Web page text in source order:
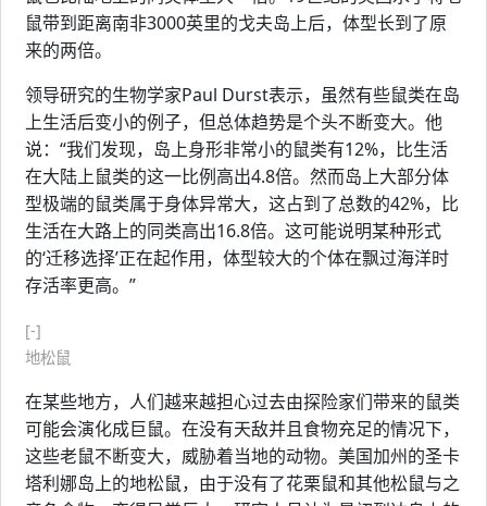
鼠带到距离南非3000英里的戈夫岛上后，体型长到了原
来的两倍。
领导研究的生物学家Paul Durst表示，虽然有些鼠类在岛
上生活后变小的例子，但总体趋势是个头不断变大。他
说：“我们发现，岛上身形非常小的鼠类有12%，比生活
在大陆上鼠类的这一比例高出4.8倍。然而岛上大部分体
型极端的鼠类属于身体异常大，这占到了总数的42%，比
生活在大路上的同类高出16.8倍。这可能说明某种形式
的‘迁移选择’正在起作用，体型较大的个体在飘过海洋时
存活率更高。”
[-]
地松鼠
在某些地方，人们越来越担心过去由探险家们带来的鼠类
可能会演化成巨鼠。在没有天敌并且食物充足的情况下，
这些老鼠不断变大，威胁着当地的动物。美国加州的圣卡
塔利娜岛上的地松鼠，由于没有了花栗鼠和其他松鼠与之